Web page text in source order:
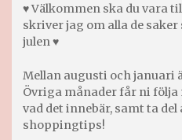
♥ Välkommen ska du vara
skriver jag om alla de
julen ♥
Mellan augusti och januari
Övriga månader får ni följa
vad det innebär, samt ta
shoppingtips!